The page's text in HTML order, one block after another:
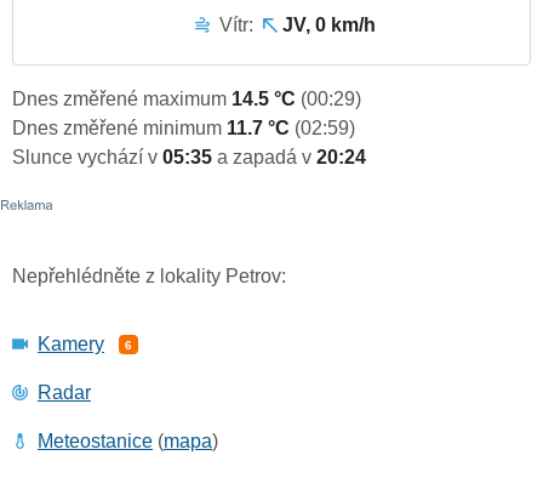
Vítr:
JV, 0 km/h
Dnes změřené maximum 14.5 °C (00:29)
Dnes změřené minimum 11.7 °C (02:59)
Slunce vychází v 05:35 a zapadá v 20:24
Nepřehlédněte z lokality Petrov:
Kamery 6
Radar
Meteostanice (mapa)